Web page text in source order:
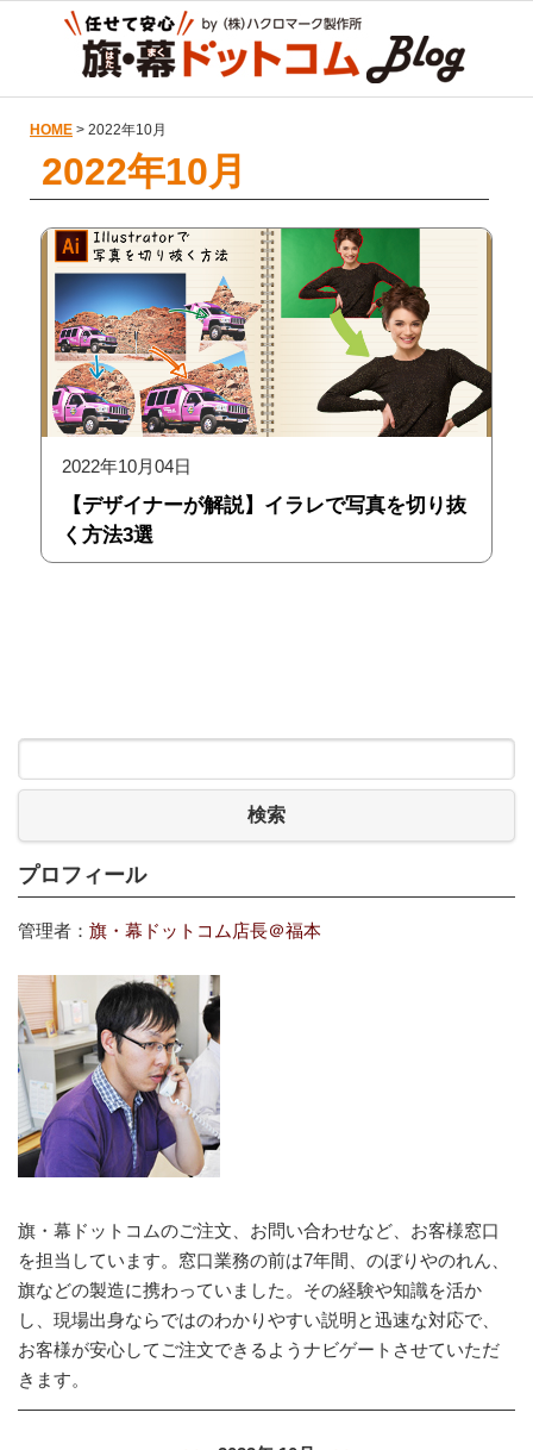
HOME > 2022年10月
2022年10月
2022年10月04日
【デザイナーが解説】イラレで写真を切り抜
く方法3選
検索
プロフィール
管理者： 旗・幕ドットコム店長＠福本
旗・幕ドットコムのご注文、お問い合わせなど、お客様窓口
を担当しています。窓口業務の前は7年間、のぼりやのれん、
旗などの製造に携わっていました。その経験や知識を活か
し、現場出身ならではのわかりやすい説明と迅速な対応で、
お客様が安心してご注文できるようナビゲートさせていただ
きます。